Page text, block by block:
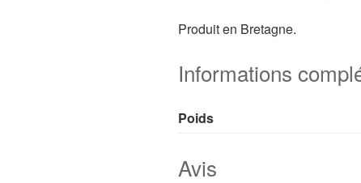
Produit en Bretagne.
Informations
Poids
Avis